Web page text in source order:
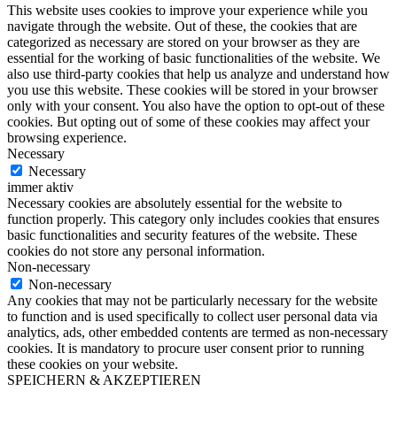
This website uses cookies to improve your experience while you
navigate through the website. Out of these, the cookies that are
categorized as necessary are stored on your browser as they are
essential for the working of basic functionalities of the website. We
also use third-party cookies that help us analyze and understand how
you use this website. These cookies will be stored in your browser
only with your consent. You also have the option to opt-out of these
cookies. But opting out of some of these cookies may affect your
browsing experience.
Necessary
Necessary
immer aktiv
Necessary cookies are absolutely essential for the website to
function properly. This category only includes cookies that ensures
basic functionalities and security features of the website. These
cookies do not store any personal information.
Non-necessary
Non-necessary
Any cookies that may not be particularly necessary for the website
to function and is used specifically to collect user personal data via
analytics, ads, other embedded contents are termed as non-necessary
cookies. It is mandatory to procure user consent prior to running
these cookies on your website.
SPEICHERN & AKZEPTIEREN